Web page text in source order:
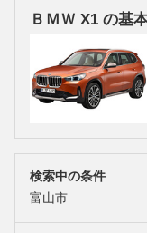
ＢＭＷ X1 の基
検索中の条件
富山市